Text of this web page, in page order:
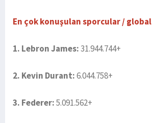
En çok konuşulan sporcular / global
1. Lebron James:31.944.744+
2. Kevin Durant:6.044.758+
3. Federer:5.091.562+